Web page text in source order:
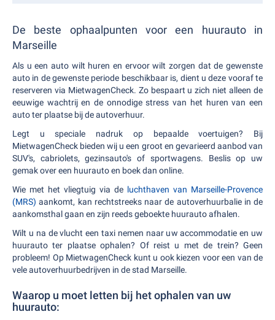
De beste ophaalpunten voor een huurauto in
Marseille
Als u een auto wilt huren en ervoor wilt zorgen dat de gewenste
auto in de gewenste periode beschikbaar is, dient u deze vooraf te
reserveren via MietwagenCheck. Zo bespaart u zich niet alleen de
eeuwige wachtrij en de onnodige stress van het huren van een
auto ter plaatse bij de autoverhuur.
Legt u speciale nadruk op bepaalde voertuigen? Bij
MietwagenCheck bieden wij u een groot en gevarieerd aanbod van
SUV's, cabriolets, gezinsauto's of sportwagens. Beslis op uw
gemak over een huurauto en boek dan online.
Wie met het vliegtuig via de luchthaven van Marseille-Provence
(MRS) aankomt, kan rechtstreeks naar de autoverhuurbalie in de
aankomsthal gaan en zijn reeds geboekte huurauto afhalen.
Wilt u na de vlucht een taxi nemen naar uw accommodatie en uw
huurauto ter plaatse ophalen? Of reist u met de trein? Geen
probleem! Op MietwagenCheck kunt u ook kiezen voor een van de
vele autoverhuurbedrijven in de stad Marseille.
Waarop u moet letten bij het ophalen van uw
huurauto: